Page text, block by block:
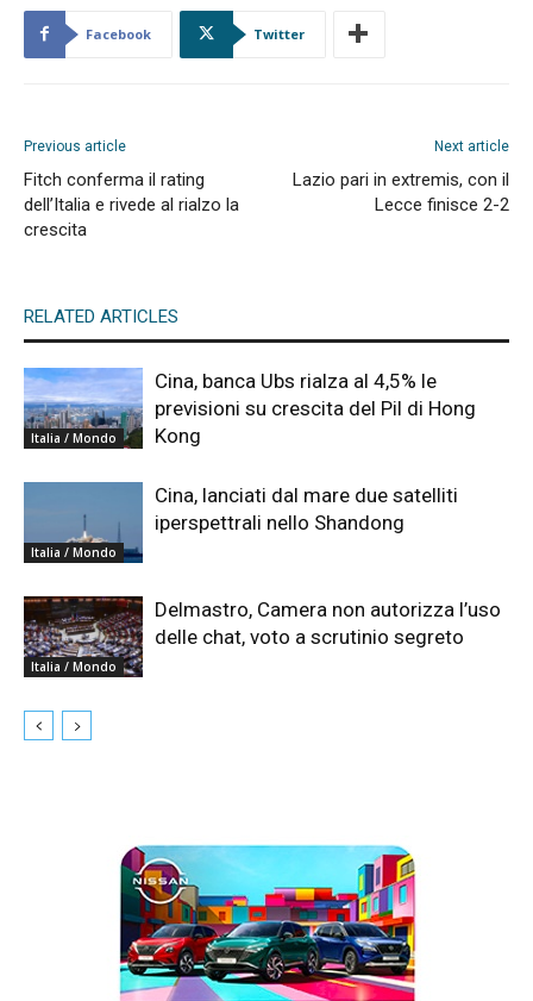
Facebook Twitter
Previous article
Fitch conferma il rating
dell’Italia e rivede al rialzo la
crescita
Next article
Lazio pari in extremis, con il
Lecce finisce 2-2
RELATED ARTICLES
Italia / Mondo
Cina, banca Ubs rialza al 4,5% le
previsioni su crescita del Pil di Hong
Kong
Italia / Mondo
Cina, lanciati dal mare due satelliti
iperspettrali nello Shandong
Italia / Mondo
Delmastro, Camera non autorizza l’uso
delle chat, voto a scrutinio segreto